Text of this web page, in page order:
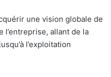
une vision globale de
l’entreprise, allant de la
l’exploitation